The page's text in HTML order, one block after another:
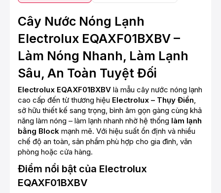
Cây Nước Nóng Lạnh
Electrolux EQAXF01BXBV –
Làm Nóng Nhanh, Làm Lạnh
Sâu, An Toàn Tuyệt Đối
Electrolux EQAXF01BXBV là mẫu cây nước nóng lạnh
cao cấp đến từ thương hiệu Electrolux – Thụy Điển,
sở hữu thiết kế sang trọng, bình âm gọn gàng cùng khả
năng làm nóng – làm lạnh nhanh nhờ hệ thống làm lạnh
bằng Block mạnh mẽ. Với hiệu suất ổn định và nhiều
chế độ an toàn, sản phẩm phù hợp cho gia đình, văn
phòng hoặc cửa hàng.
Điểm nổi bật của Electrolux
EQAXF01BXBV